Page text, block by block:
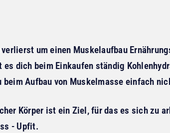
um einen Muskelaufbau
dich beim Einkaufen ständig
beim Aufbau von Muskelmasse einfach
Körper ist ein Ziel, für das es sich zu
- Upfit.